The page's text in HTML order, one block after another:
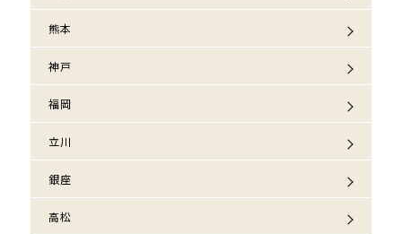
熊本
神戸
福岡
立川
銀座
高松